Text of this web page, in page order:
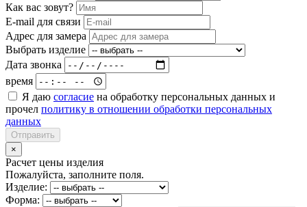
Как вас зовут?
E-mail для связи
Адрес для замера
Выбрать изделие
Дата звонка
время
Я даю согласие на обработку персональных данных и
прочел политику в отношении обработки персональных
данных
Отправить
×
Расчет цены изделия
Пожалуйста, заполните поля.
Изделие:
Форма: